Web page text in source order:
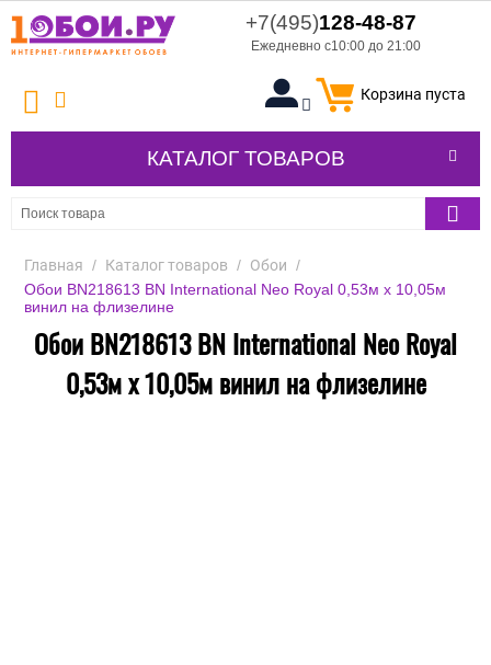
+7(495)128-48-87
Ежедневно с10:00 до 21:00
Корзина пуста
КАТАЛОГ ТОВАРОВ
Главная / Каталог товаров / Обои /
Обои BN218613 BN International Neo Royal 0,53м x 10,05м
винил на флизелине
Обои BN218613 BN International Neo Royal
0,53м x 10,05м винил на флизелине